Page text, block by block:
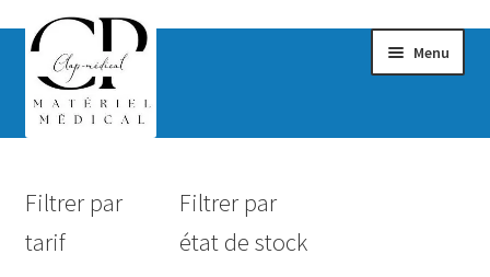
Menu
Hygiène
Filtrer par
tarif
Filtrer par
état de stock